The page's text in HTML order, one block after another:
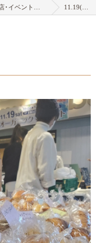
イベント情報 11.19(土)